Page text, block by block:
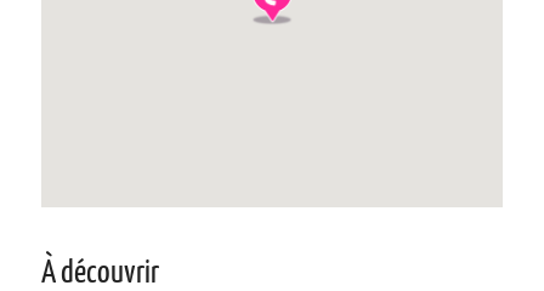
À découvrir